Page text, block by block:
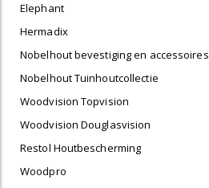
Elephant
Hermadix
Nobelhout bevestiging en accessoires
Nobelhout Tuinhoutcollectie
Woodvision Topvision
Woodvision Douglasvision
Restol Houtbescherming
Woodpro